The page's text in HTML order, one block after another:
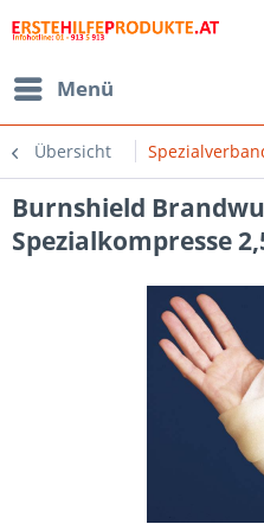
Menü
Übersicht
Burnshield
Spezialkompresse